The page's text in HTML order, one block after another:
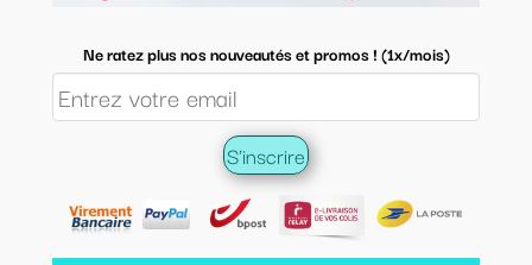
Ne ratez plus nos nouveautés et promos ! (1x/mois)